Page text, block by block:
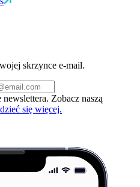
skrzynce e-mail.
Zobacz naszą
się więcej.